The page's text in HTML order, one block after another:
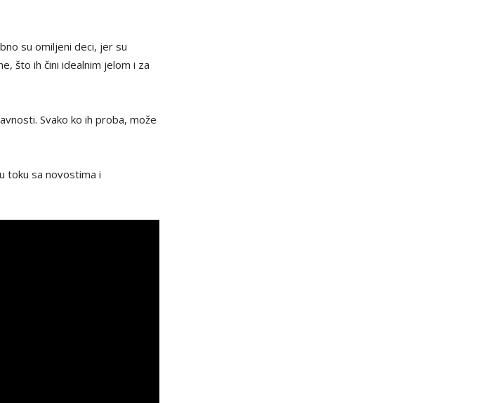
su omiljeni deci, jer su
što ih čini idealnim jelom i za
Svako ko ih proba, može
toku sa novostima i